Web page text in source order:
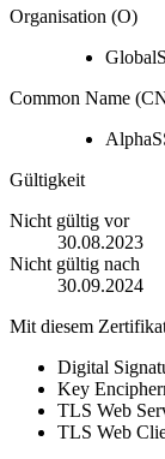
Organisation (O)
Common Name
Gültigkeit
Nicht gültig vor
30.08.2023
Nicht gültig nach
30.09.2024
Mit diesem
Digital
Key
TLS Web
TLS Web